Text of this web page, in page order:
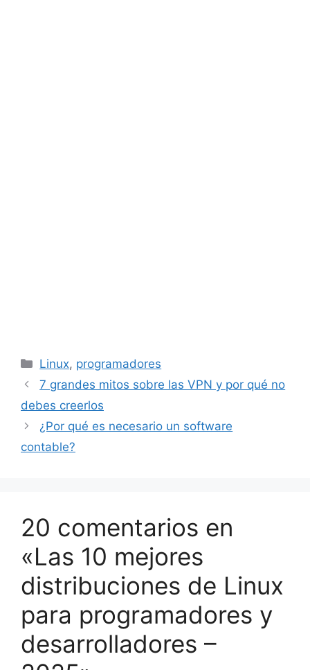
Categorías
Linux, programadores
7 grandes mitos sobre las VPN y por qué no
debes creerlos
¿Por qué es necesario un software
contable?
20 comentarios en
«Las 10 mejores
distribuciones de Linux
para programadores y
desarrolladores –